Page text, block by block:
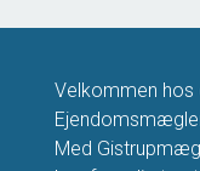
Velkommen
Med